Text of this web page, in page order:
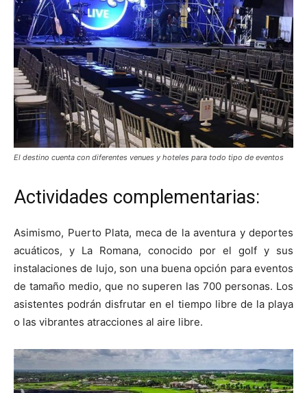
El destino cuenta con diferentes venues y hoteles para todo tipo de eventos
Actividades complementarias:
Asimismo, Puerto Plata, meca de la aventura y deportes
acuáticos, y La Romana, conocido por el golf y sus
instalaciones de lujo, son una buena opción para eventos
de tamaño medio, que no superen las 700 personas. Los
asistentes podrán disfrutar en el tiempo libre de la playa
o las vibrantes atracciones al aire libre.